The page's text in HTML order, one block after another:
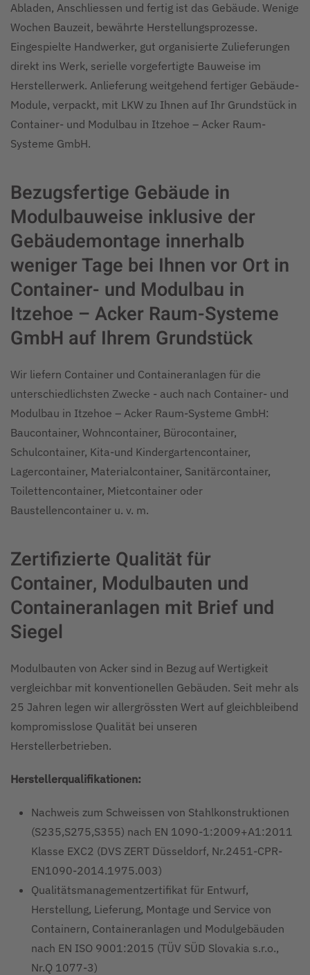
Abladen, Anschliessen und fertig ist das Gebäude. Wenige
Wochen Bauzeit, bewährte Herstellungsprozesse.
Eingespielte Handwerker, gut organisierte Zulieferungen
direkt ins Werk, serielle vorgefertigte Bauweise im
Herstellerwerk. Anlieferung weitgehend fertiger Gebäude-
Module, verpackt, mit LKW zu Ihnen auf Ihr Grundstück in
Container- und Modulbau in Itzehoe – Acker Raum-
Systeme GmbH.
Bezugsfertige Gebäude in
Modulbauweise inklusive der
Gebäudemontage innerhalb
weniger Tage bei Ihnen vor Ort in
Container- und Modulbau in
Itzehoe – Acker Raum-Systeme
GmbH auf Ihrem Grundstück
Wir liefern Container und Containeranlagen für die
unterschiedlichsten Zwecke - auch nach Container- und
Modulbau in Itzehoe – Acker Raum-Systeme GmbH:
Baucontainer, Wohncontainer, Bürocontainer,
Schulcontainer, Kita-und Kindergartencontainer,
Lagercontainer, Materialcontainer, Sanitärcontainer,
Toilettencontainer, Mietcontainer oder
Baustellencontainer u. v. m.
Zertifizierte Qualität für
Container, Modulbauten und
Containeranlagen mit Brief und
Siegel
Modulbauten von Acker sind in Bezug auf Wertigkeit
vergleichbar mit konventionellen Gebäuden. Seit mehr als
25 Jahren legen wir allergrössten Wert auf gleichbleibend
kompromisslose Qualität bei unseren
Herstellerbetrieben.
Herstellerqualifikationen:
Nachweis zum Schweissen von Stahlkonstruktionen
(S235,S275,S355) nach EN 1090-1:2009+A1:2011
Klasse EXC2 (DVS ZERT Düsseldorf, Nr.2451-CPR-
EN1090-2014.1975.003)
Qualitätsmanagementzertifikat für Entwurf,
Herstellung, Lieferung, Montage und Service von
Containern, Containeranlagen und Modulgebäuden
nach EN ISO 9001:2015 (TÜV SÜD Slovakia s.r.o.,
Nr.Q 1077-3)